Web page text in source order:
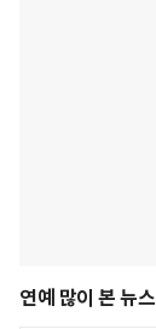
연예 많이 본 뉴스